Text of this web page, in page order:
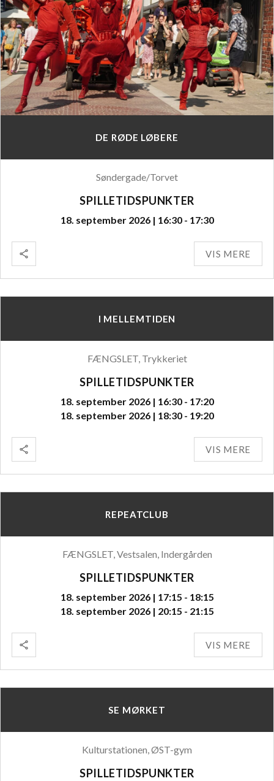
DE RØDE LØBERE
Søndergade/Torvet
SPILLETIDSPUNKTER
18. september 2026 | 16:30 - 17:30
VIS MERE
I MELLEMTIDEN
FÆNGSLET, Trykkeriet
SPILLETIDSPUNKTER
18. september 2026 | 16:30 - 17:20
18. september 2026 | 18:30 - 19:20
VIS MERE
REPEATCLUB
FÆNGSLET, Vestsalen, Indergården
SPILLETIDSPUNKTER
18. september 2026 | 17:15 - 18:15
18. september 2026 | 20:15 - 21:15
VIS MERE
SE MØRKET
Kulturstationen, ØST-gym
SPILLETIDSPUNKTER